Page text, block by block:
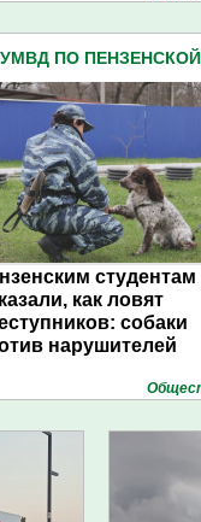
УМВД ПО ПЕНЗЕНСКОЙ
студентам
как ловят
собаки
нарушителей